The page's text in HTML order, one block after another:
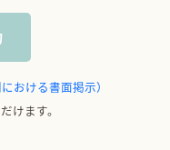
おける書面掲示）
けます。